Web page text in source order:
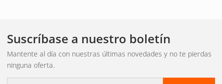
¿Rampa OSRAM curva o
recta?
Suscríbase a nuestro boletín
Mantente al día con nuestras últimas novedades y no te pierdas
ninguna oferta.